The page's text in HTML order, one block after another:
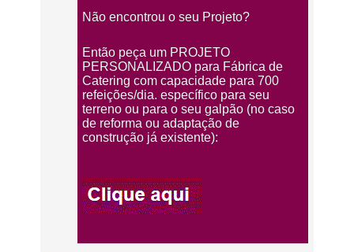
Não encontrou o seu Projeto?
Então peça um PROJETO
PERSONALIZADO para Fábrica de
Catering com capacidade para 700
refeições/dia. específico para seu
terreno ou para o seu galpão (no caso
de reforma ou adaptação de
construção já existente):